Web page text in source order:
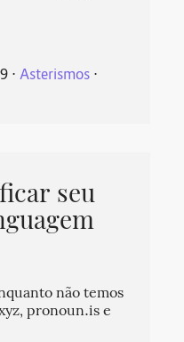
⋅Asterismos ⋅
seu
não temos
pronoun.is e